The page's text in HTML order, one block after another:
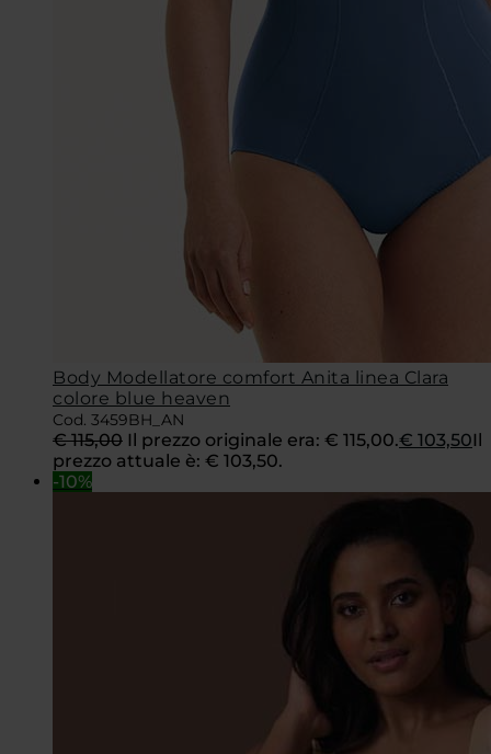
Body Modellatore comfort Anita linea Clara
colore blue heaven
Cod. 3459BH_AN
€115,00 Il prezzo originale era: € 115,00.€ 103,50Il
prezzo attuale è: € 103,50.
-10%